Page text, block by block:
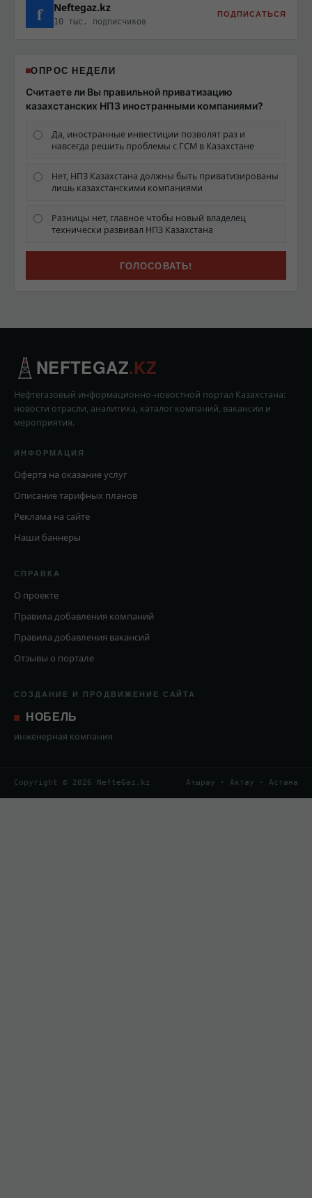
f Neftegaz.kz
10 тыс. подписчиков
ПОДПИСАТЬСЯ
ОПРОС НЕДЕЛИ
Считаете ли Вы правильной приватизацию
казахстанских НПЗ иностранными компаниями?
Да, иностранные инвестиции позволят раз и
навсегда решить проблемы с ГСМ в Казахстане
Нет, НПЗ Казахстана должны быть приватизированы
лишь казахстанскими компаниями
Разницы нет, главное чтобы новый владелец
технически развивал НПЗ Казахстана
NEFTEGAZ.KZ
Нефтегазовый информационно-новостной портал Казахстана:
новости отрасли, аналитика, каталог компаний, вакансии и
мероприятия.
ИНФОРМАЦИЯ
Оферта на оказание услуг
Описание тарифных планов
Реклама на сайте
Наши баннеры
СПРАВКА
О проекте
Правила добавления компаний
Правила добавления вакансий
Отзывы о портале
СОЗДАНИЕ И ПРОДВИЖЕНИЕ САЙТА
НОБЕЛЬ
инженерная компания
Copyright © 2026 NefteGaz.kz Атырау · Актау · Астана